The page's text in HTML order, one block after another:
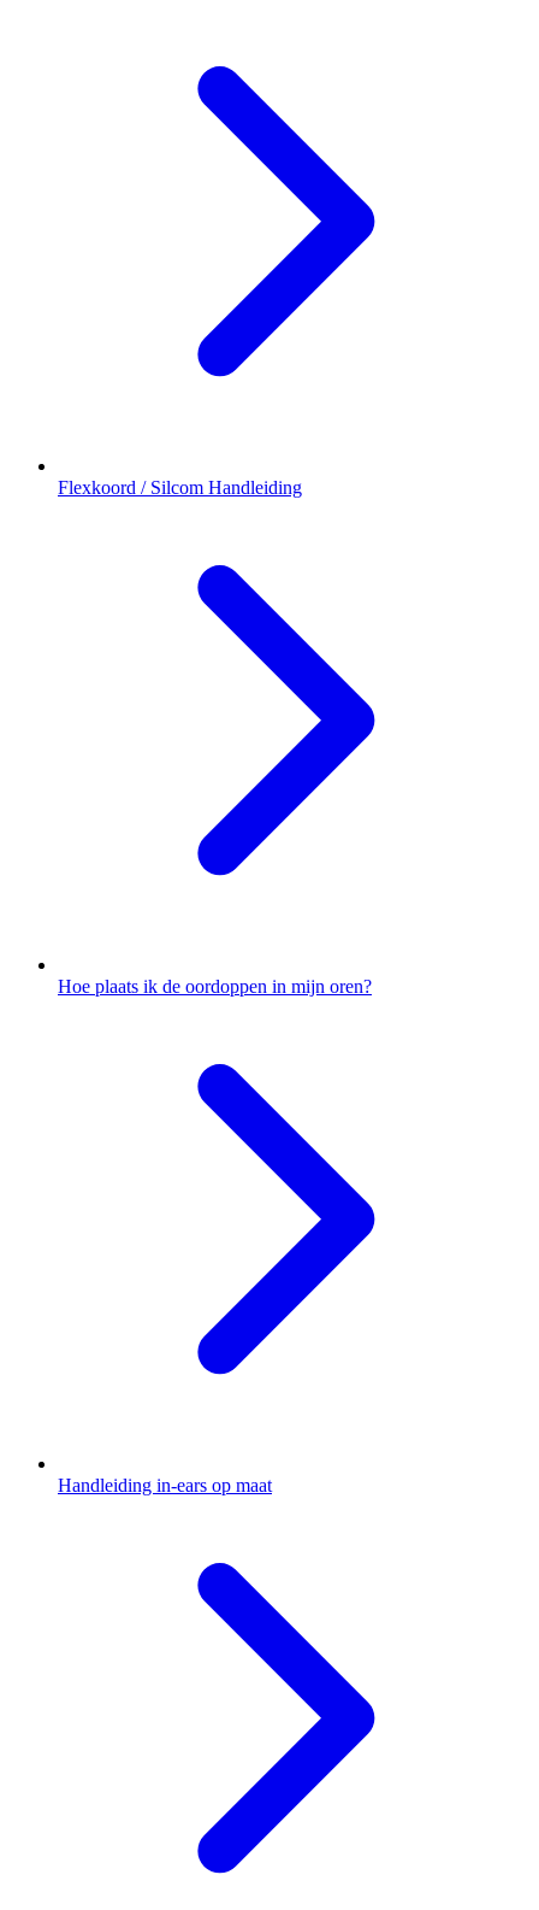
Flexkoord / Silcom Handleiding
Hoe plaats ik de oordoppen in mijn oren?
Handleiding in-ears op maat